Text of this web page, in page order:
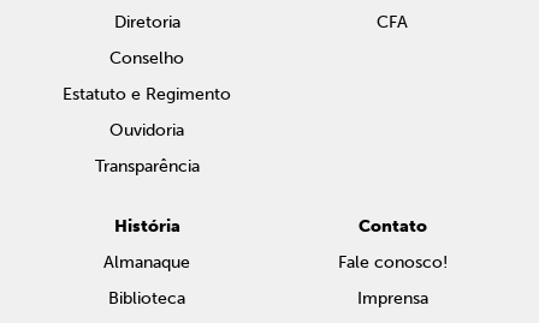
Diretoria
Conselho
Estatuto e Regimento
Ouvidoria
Transparência
CFA
História
Almanaque
Biblioteca
Contato
Fale conosco!
Imprensa